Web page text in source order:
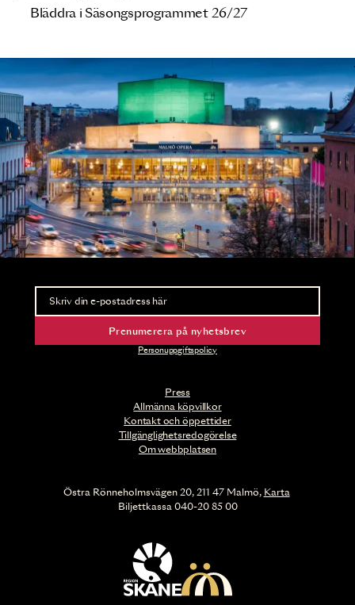
Bläddra i Säsongsprogrammet 26/27
Press
Allmänna köpvillkor
Kontakt och öppettider
Tillgänglighetsredogörelse
Om webbplatsen
Nyhetsbrev
Ta del av förhandsinformation och biljettsläpp.
Prenumerera på nyhetsbrev
Personuppgiftspolicy
Östra Rönneholmsvägen 20, 211 47 Malmö, Karta
Biljettkassa 040-20 85 00